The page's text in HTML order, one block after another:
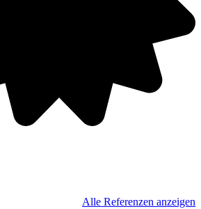
Alle Referenzen anzeigen